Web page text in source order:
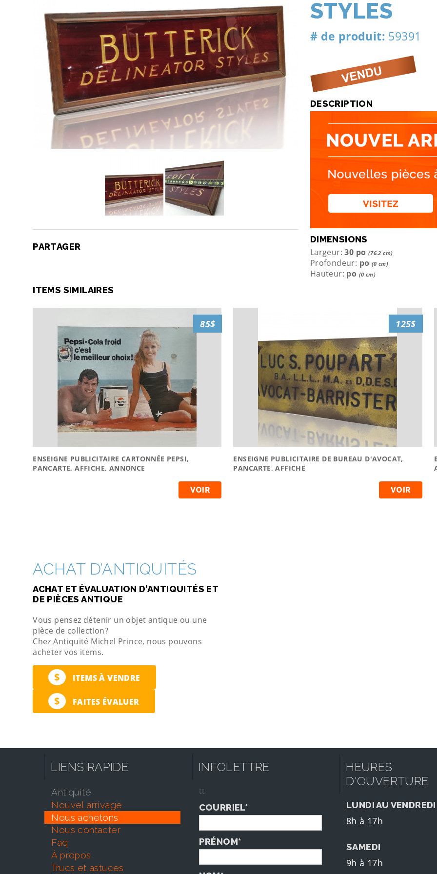
PARTAGER
STYLES
# de produit: 59391
DESCRIPTION
DIMENSIONS
Largeur: 30 po (76.2 cm)
Profondeur: po (0 cm)
Hauteur: po (0 cm)
ITEMS SIMILAIRES
ENSEIGNE PUBLICITAIRE CARTONNÉE PEPSI,
PANCARTE, AFFICHE, ANNONCE
VOIR
85$
ENSEIGNE PUBLICITAIRE DE BUREAU D'AVOCAT,
PANCARTE, AFFICHE
VOIR
125$
ACHAT D’ANTIQUITÉS
ACHAT ET ÉVALUATION D’ANTIQUITÉS ET
DE PIÈCES ANTIQUE
Vous pensez détenir un objet antique ou une
pièce de collection?
Chez Antiquité Michel Prince, nous pouvons
acheter vos items.
$ ITEMS À VENDRE
$ FAITES ÉVALUER
LIENS RAPIDE
antiquité
nouvel arrivage
nous achetons
nous contacter
faq
À propos
trucs et astuces
INFOLETTRE
tt
COURRIEL*
PRÉNOM*
HEURES
D'OUVERTURE
LUNDI AU VENDREDI
8h à 17h
SAMEDI
9h à 17h